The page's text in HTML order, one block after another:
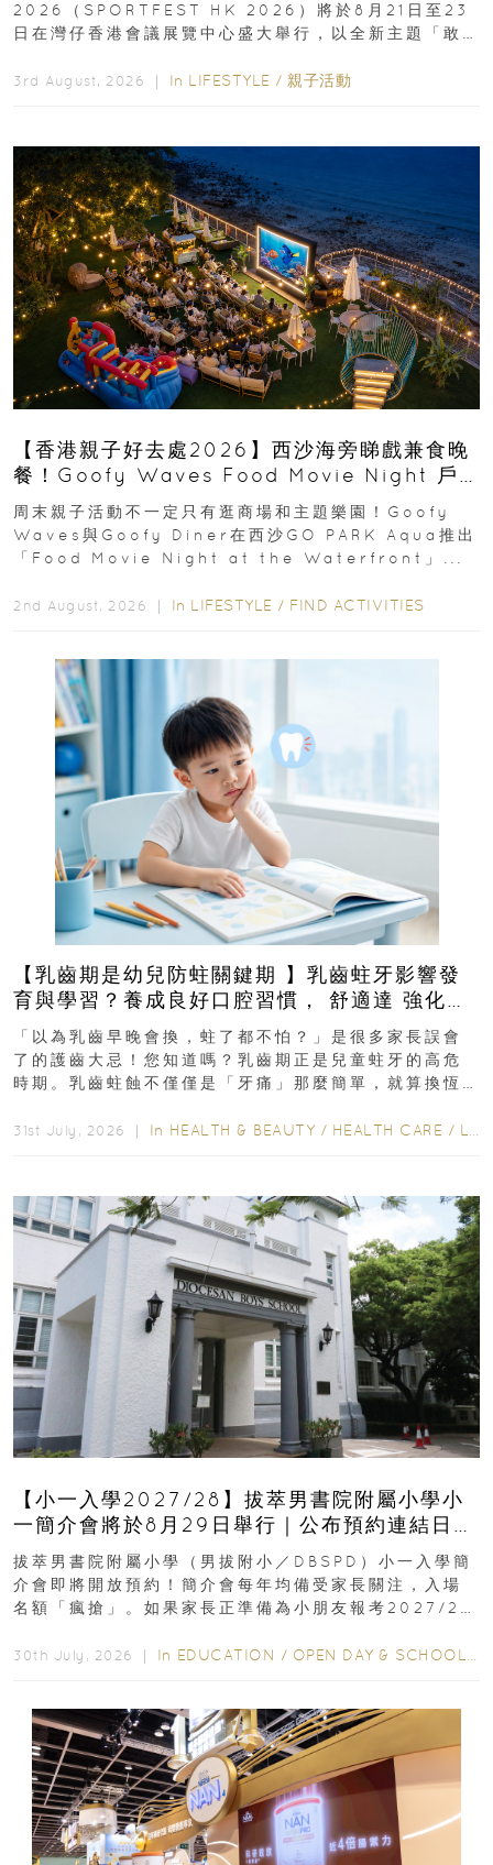
2026（SPORTFEST HK 2026）將於8月21日至23
日在灣仔香港會議展覽中心盛大舉行，以全新主題「敢
3rd August, 2026 ｜ In LIFESTYLE / 親子活動
【香港親子好去處2026】西沙海旁睇戲兼食晚
餐！Goofy Waves Food Movie Night 戶
外影院逢週末登場
周末親子活動不一定只有逛商場和主題樂園！Goofy
Waves與Goofy Diner在西沙GO PARK Aqua推出
「Food Movie Night at the Waterfront」...
2nd August, 2026 ｜ In LIFESTYLE / FIND ACTIVITIES
【乳齒期是幼兒防蛀關鍵期 】乳齒蛀牙影響發
育與學習？養成良好口腔習慣， 舒適達 強化琺
瑯質 兒童牙膏防護指南
「以為乳齒早晚會換，蛀了都不怕？」是很多家長誤會
了的護齒大忌！您知道嗎？乳齒期正是兒童蛀牙的高危
時期。乳齒蛀蝕不僅僅是「牙痛」那麼簡單，就算換恆
31st July, 2026 ｜ In HEALTH & BEAUTY / HEALTH CARE / LIFESTYLE
【小一入學2027/28】拔萃男書院附屬小學小
一簡介會將於8月29日舉行｜公布預約連結日期
｜更設有網上重溫
拔萃男書院附屬小學（男拔附小／DBSPD）小一入學簡
介會即將開放預約！簡介會每年均備受家長關注，入場
名額「瘋搶」。如果家長正準備為小朋友報考2027/28
30th July, 2026 ｜ In EDUCATION / OPEN DAY & SCHOOL EVENTS